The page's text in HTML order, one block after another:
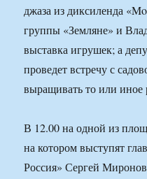
джаза из диксиленда
группы «Земляне» и
выставка игрушек; а
проведет встречу с
выращивать то или иное
В 12.00 на одной из
на котором выступят
Россия» Сергей